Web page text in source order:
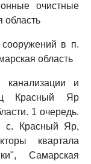
очистные
область
в п.
область
и
ц Красный Яр
1 очередь.
с. Красный Яр,
квартала
Самарская